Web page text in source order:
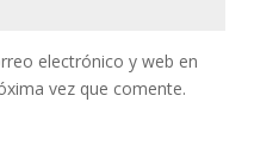
electrónico y web en
vez que comente.